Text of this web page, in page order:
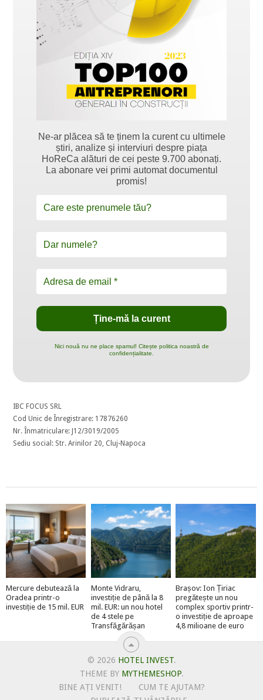
Ne-ar plăcea să te ținem la curent cu ultimele
știri, analize și interviuri despre piața
HoReCa alături de cei peste 9.700 abonați.
La abonare vei primi automat documentul
promis!
Nici nouă nu ne place spamul! Citește politica noastră de
confidențialitate.
IBC FOCUS SRL
Cod Unic de Înregistrare: 17876260
Nr. Înmatriculare: J12/3019/2005
Sediu social: Str. Arinilor 20, Cluj-Napoca
Mercure debutează la
Oradea printr-o
investiție de 15 mil. EUR
Monte Vidraru,
investiție de până la 8
mil. EUR: un nou hotel
de 4 stele pe
Transfăgărășan
Brașov: Ion Țiriac
pregătește un nou
complex sportiv printr-
o investiție de aproape
4,8 milioane de euro
© 2026 HOTEL INVEST.
THEME BY MYTHEMESHOP.
BINE AȚI VENIT!
CUM TE AJUTAM?